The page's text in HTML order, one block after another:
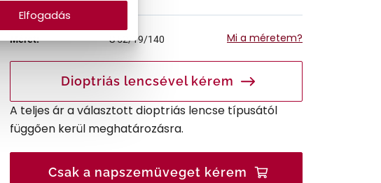
Méret: S52/19/140 Mi a méretem?
Dioptriás lencsével kérem
A teljes ár a választott dioptriás lencse típusától
függően kerül meghatározásra.
Csak a napszemüveget kérem
Elfogadás